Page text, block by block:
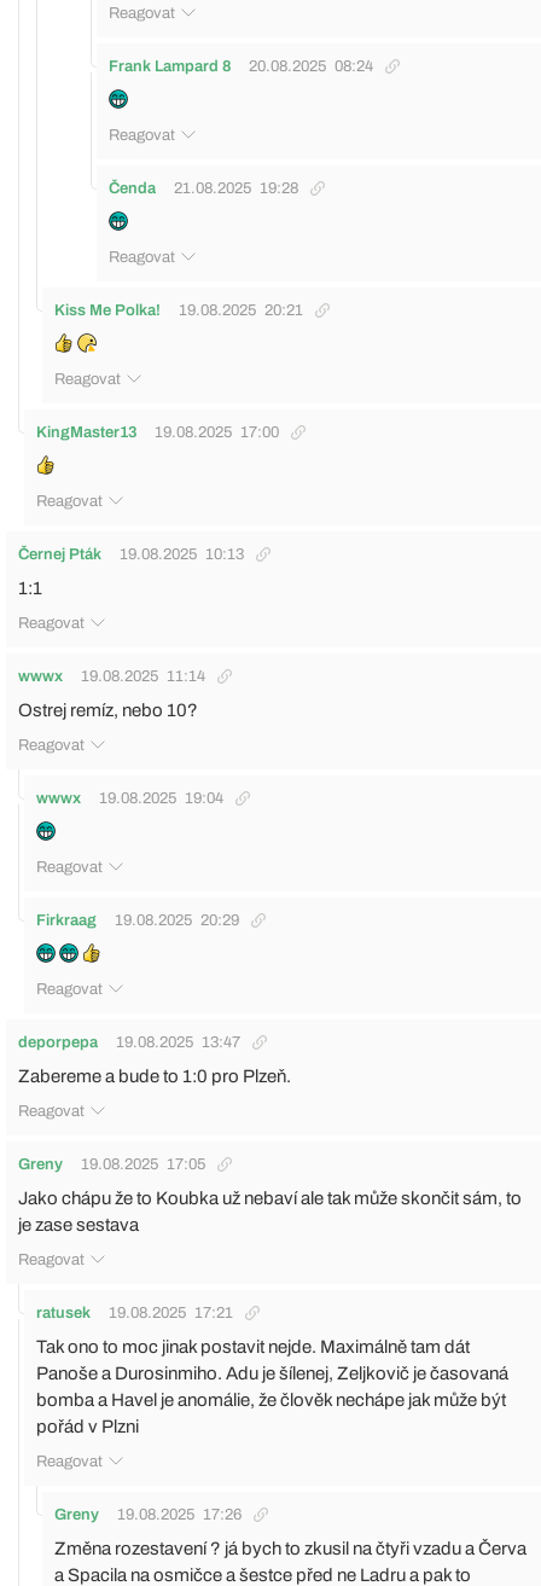
Reagovat
Frank Lampard 8 20.08.2025 08:24
Reagovat
Čenda 21.08.2025 19:28
Reagovat
Kiss Me Polka! 19.08.2025 20:21
Reagovat
KingMaster13 19.08.2025 17:00
Reagovat
Černej Pták 19.08.2025 10:13
1:1
Reagovat
wwwx 19.08.2025 11:14
Ostrej remíz, nebo 10?
Reagovat
wwwx 19.08.2025 19:04
Reagovat
Firkraag 19.08.2025 20:29
Reagovat
deporpepa 19.08.2025 13:47
Zabereme a bude to 1:0 pro Plzeň.
Reagovat
Greny 19.08.2025 17:05
Jako chápu že to Koubka už nebaví ale tak může skončit sám, to
je zase sestava
Reagovat
ratusek 19.08.2025 17:21
Tak ono to moc jinak postavit nejde. Maximálně tam dát
Panoše a Durosinmiho. Adu je šílenej, Zeljkovič je časovaná
bomba a Havel je anomálie, že člověk nechápe jak může být
pořád v Plzni
Reagovat
Greny 19.08.2025 17:26
Změna rozestavení ? já bych to zkusil na čtyři vzadu a Červa
a Spacila na osmičce a šestce před ne Ladru a pak to